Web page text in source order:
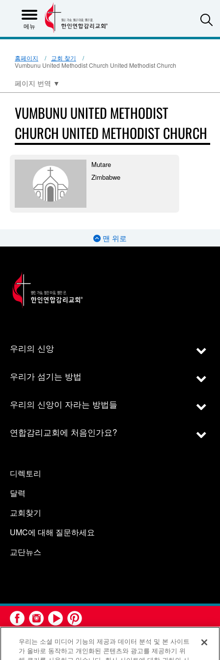
메뉴
홈페이지
교회 찾기
Vumbunu United Methodist Church United Methodist Church
페이지 번역 ▼
VUMBUNU UNITED METHODIST
CHURCH UNITED METHODIST CHURCH
Mutare
Zimbabwe
맨 위로
우리의 신앙
우리가 섬기는 방법
우리의 신앙이 자라는 방법들
연합감리교회에 처음인가요?
디렉토리
달력
교회찾기
UMC에 대해 질문하세요
교단뉴스
우리는 소셜 미디어 기능의 제공과 데이터 분석 및 본 사이트
가 올바로 동작하고 개인화된 콘텐츠와 광고를 제공하기 위